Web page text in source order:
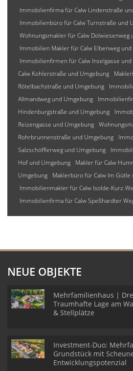
Immobilienfirma für Calw Lindenstraße
Immobilienbüro für Calw Turnstraße und
Wohnungsmakler für Calw Dolwiesenweg
Immobilien Makler für Calw Elbenweg
Immobilienfirmen für Calw Inselgasse
Calw Kohlerstraße und Umgebung
Rötelbachstraße und Umgebung
Allmandweg und Umgebung
Hindenburgstraße und Umgebung
Reizengasse und Umgebung
Rohrbrunnenstraße und Umgebung
Salzschöfflerweg und Umgebung
Hof und Umgebung
Makler für Calw
Umgebung
Maklerbüro für Calw Im Gütle
Immobilienmakler für Calw Isolde-Kurz-
Immobilienfirma für Calw Speßhardter
NEUE OBJEKTE
Mehrfamilienhaus |
Traumhafte Lage am
& Stellplätze
Investment-Duo:
Grundstück mit
Entwicklungspotenzial